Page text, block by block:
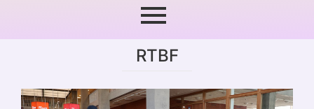
RTBF